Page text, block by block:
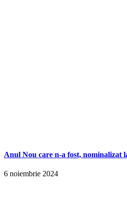
Anul Nou care n-a fost, nominalizat
6 noiembrie 2024